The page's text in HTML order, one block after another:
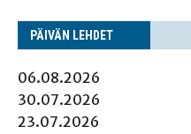
PÄI­VÄN LEHDET
06.08.2026
30.07.2026
23.07.2026